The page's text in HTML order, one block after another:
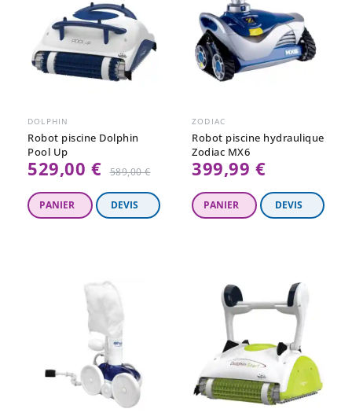
DOLPHIN
Robot piscine Dolphin
Pool Up
529,00 € Prix
​​
régulier
589,00 €
ZODIAC
Robot piscine hydraulique
Zodiac MX6
399,99 €